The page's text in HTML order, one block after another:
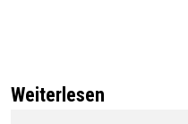
Weiterlesen